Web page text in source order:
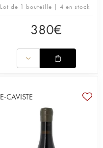
Lot de 1 bouteille | 4 en stock
380€
E-CAVISTE